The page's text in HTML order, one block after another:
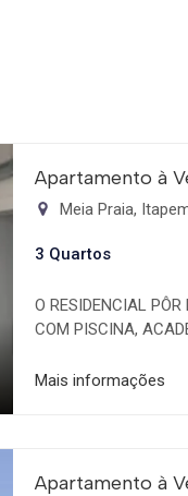
Apartamento à
Meia Praia,
3 Quartos
O RESIDENCIAL
COM PISCINA,
suítes + lavabo -
e saldo em até 84x (7
Mais informações
Apartamento à